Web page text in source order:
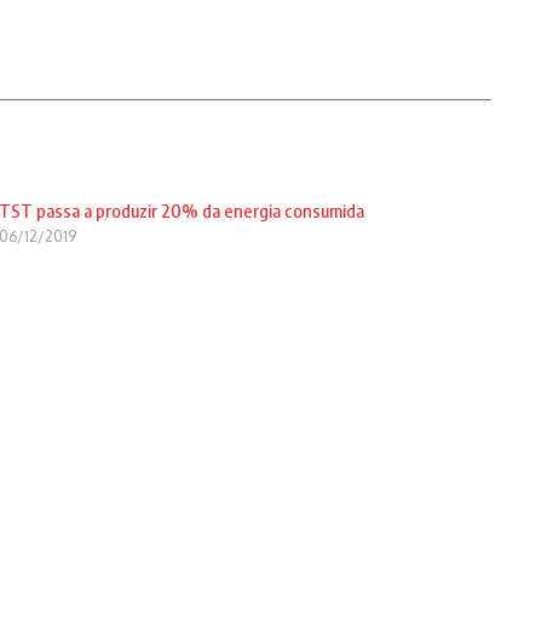
TST passa a produzir 20% da energia consumida
06/12/2019